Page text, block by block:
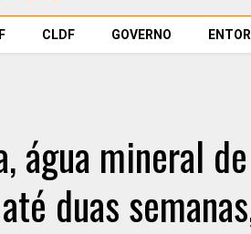
CLDF GOVERNO
água mineral
duas